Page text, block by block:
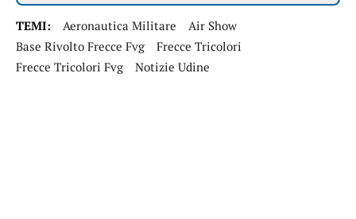
TEMI: Aeronautica Militare
Air Show
Base Rivolto Frecce Fvg
Frecce Tricolori
Frecce Tricolori Fvg
Notizie Udine